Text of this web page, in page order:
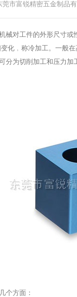
市富锐精密五金制品有
械对工件的外形尺寸
化﹐称冷加工。一般
分为切削加工和压力加
个方面：